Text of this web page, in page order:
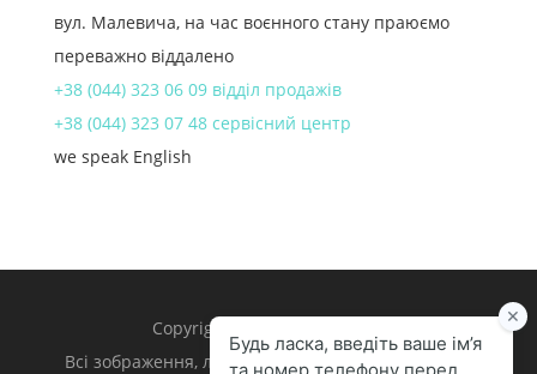
вул. Малевича, на час воєнного стану праюємо
переважно віддалено
+38 (044) 323 06 09 відділ продажів
+38 (044) 323 07 48 сервісний центр
we speak English
Copyright 1998 – 2024 iLand.
Всі зображення, логотипи та торгівельні марки є